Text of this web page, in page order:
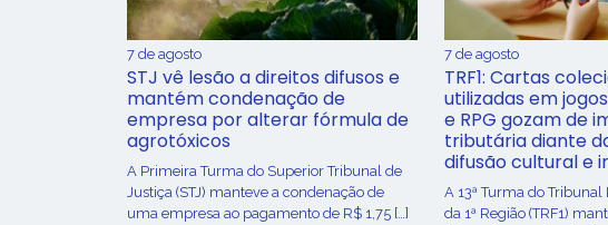
7 de agosto
STJ vê lesão a direitos difusos e
mantém condenação de
empresa por alterar fórmula de
agrotóxicos
​A Primeira Turma do Superior Tribunal de
Justiça (STJ) manteve a condenação de
uma empresa ao pagamento de R$ 1,75 […]
7 de agosto
TRF1: Cartas
utilizadas em
e RPG gozam de
tributária diante
difusão cultural e
A 13ª Turma do
da 1ª Região (TRF1)